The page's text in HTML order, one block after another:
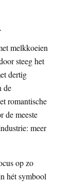
melkkoeien
steeg het
dertig
de
romantische
de meeste
meer
op zo
hét symbool